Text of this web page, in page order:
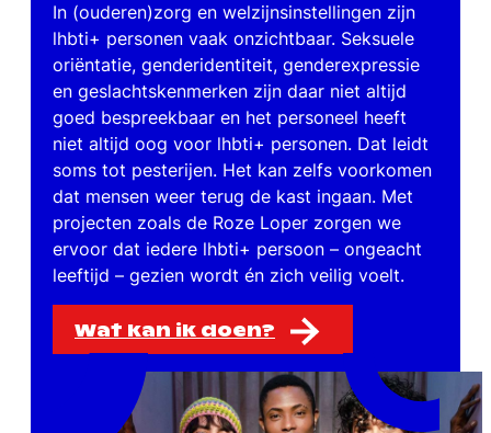
In (ouderen)zorg en welzijnsinstellingen zijn
lhbti+ personen vaak onzichtbaar. Seksuele
oriëntatie, genderidentiteit, genderexpressie
en geslachtskenmerken zijn daar niet altijd
goed bespreekbaar en het personeel heeft
niet altijd oog voor lhbti+ personen. Dat leidt
soms tot pesterijen. Het kan zelfs voorkomen
dat mensen weer terug de kast ingaan. Met
projecten zoals de Roze Loper zorgen we
ervoor dat iedere lhbti+ persoon – ongeacht
leeftijd – gezien wordt én zich veilig voelt.
Wat kan ik doen?